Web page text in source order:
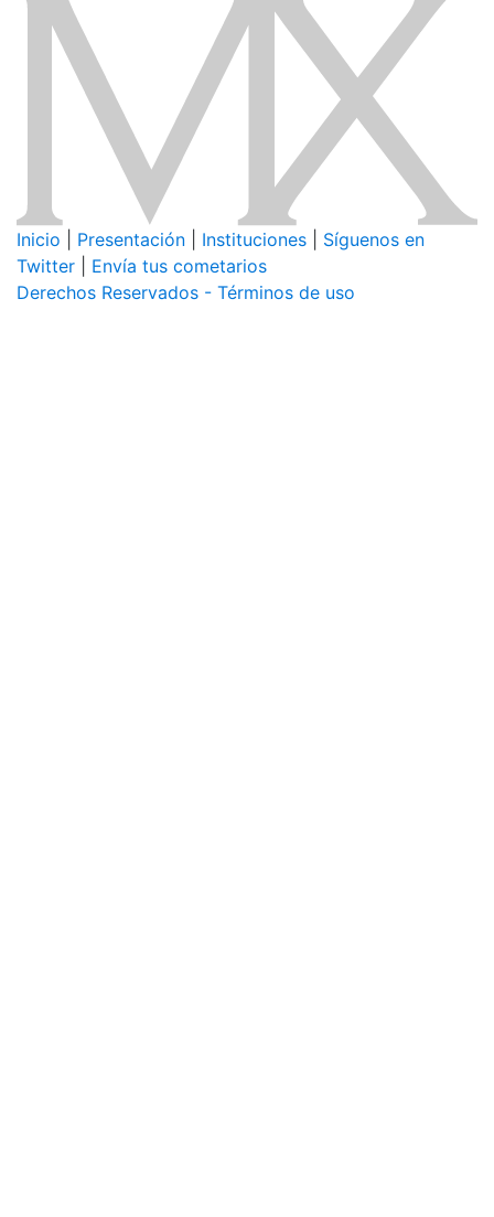
Inicio Presentación Instituciones
Síguenos en
Twitter
Envía tus cometarios
Derechos Reservados - Términos de uso